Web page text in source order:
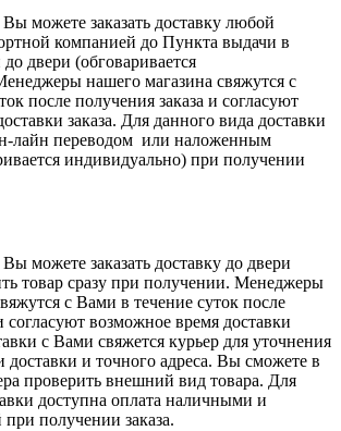
можете заказать доставку любой
компанией до Пункта выдачи в
двери (обговаривается
нашего магазина свяжутся с
после получения заказа и согласуют
заказа. Для данного вида доставки
лайн переводом или наложенным
индивидуально) при получении
можете заказать доставку до двери
товар сразу при получении. Менеджеры
с Вами в течение суток после
согласуют возможное время доставки
с Вами свяжется курьер для уточнения
доставки и точного адреса. Вы сможете в
проверить внешний вид товара. Для
доступна оплата наличными и
при получении заказа.